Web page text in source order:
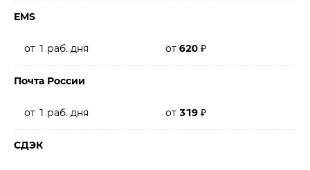
EMS
от 1 раб. дня от 620 ₽
Почта России
от 1 раб. дня от 319 ₽
СДЭК